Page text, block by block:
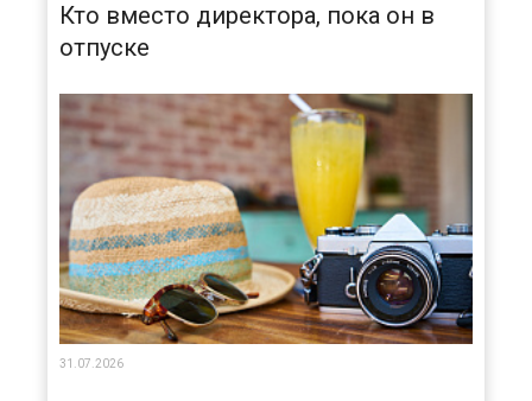
Кто вместо директора, пока он в
отпуске
31.07.2026